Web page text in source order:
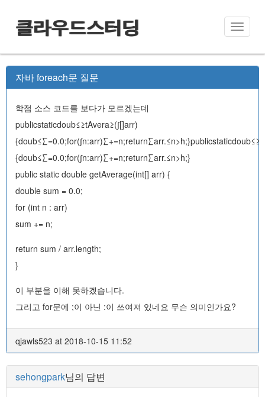
Toggle
클라우드스터딩
자바 foreach문 질문
학점 소스 코드를 보다가 모르겠는데
publicstaticdoub≤≥tAvera≥(∫[]arr)
{doub≤∑=0.0;for(∫n:arr)∑+=n;return∑arr.≤n>h;}
public static double getAverage(int[] arr) {
double sum = 0.0;
for (int n : arr)
sum += n;
return sum / arr.length;
}
이 부분을 이해 못하겠습니다.
그리고 for문에 ;이 아닌 :이 쓰여져 있네요 무슨 의미인가요?
qjawls523 at 2018-10-15 11:52
sehongpark님의 답변